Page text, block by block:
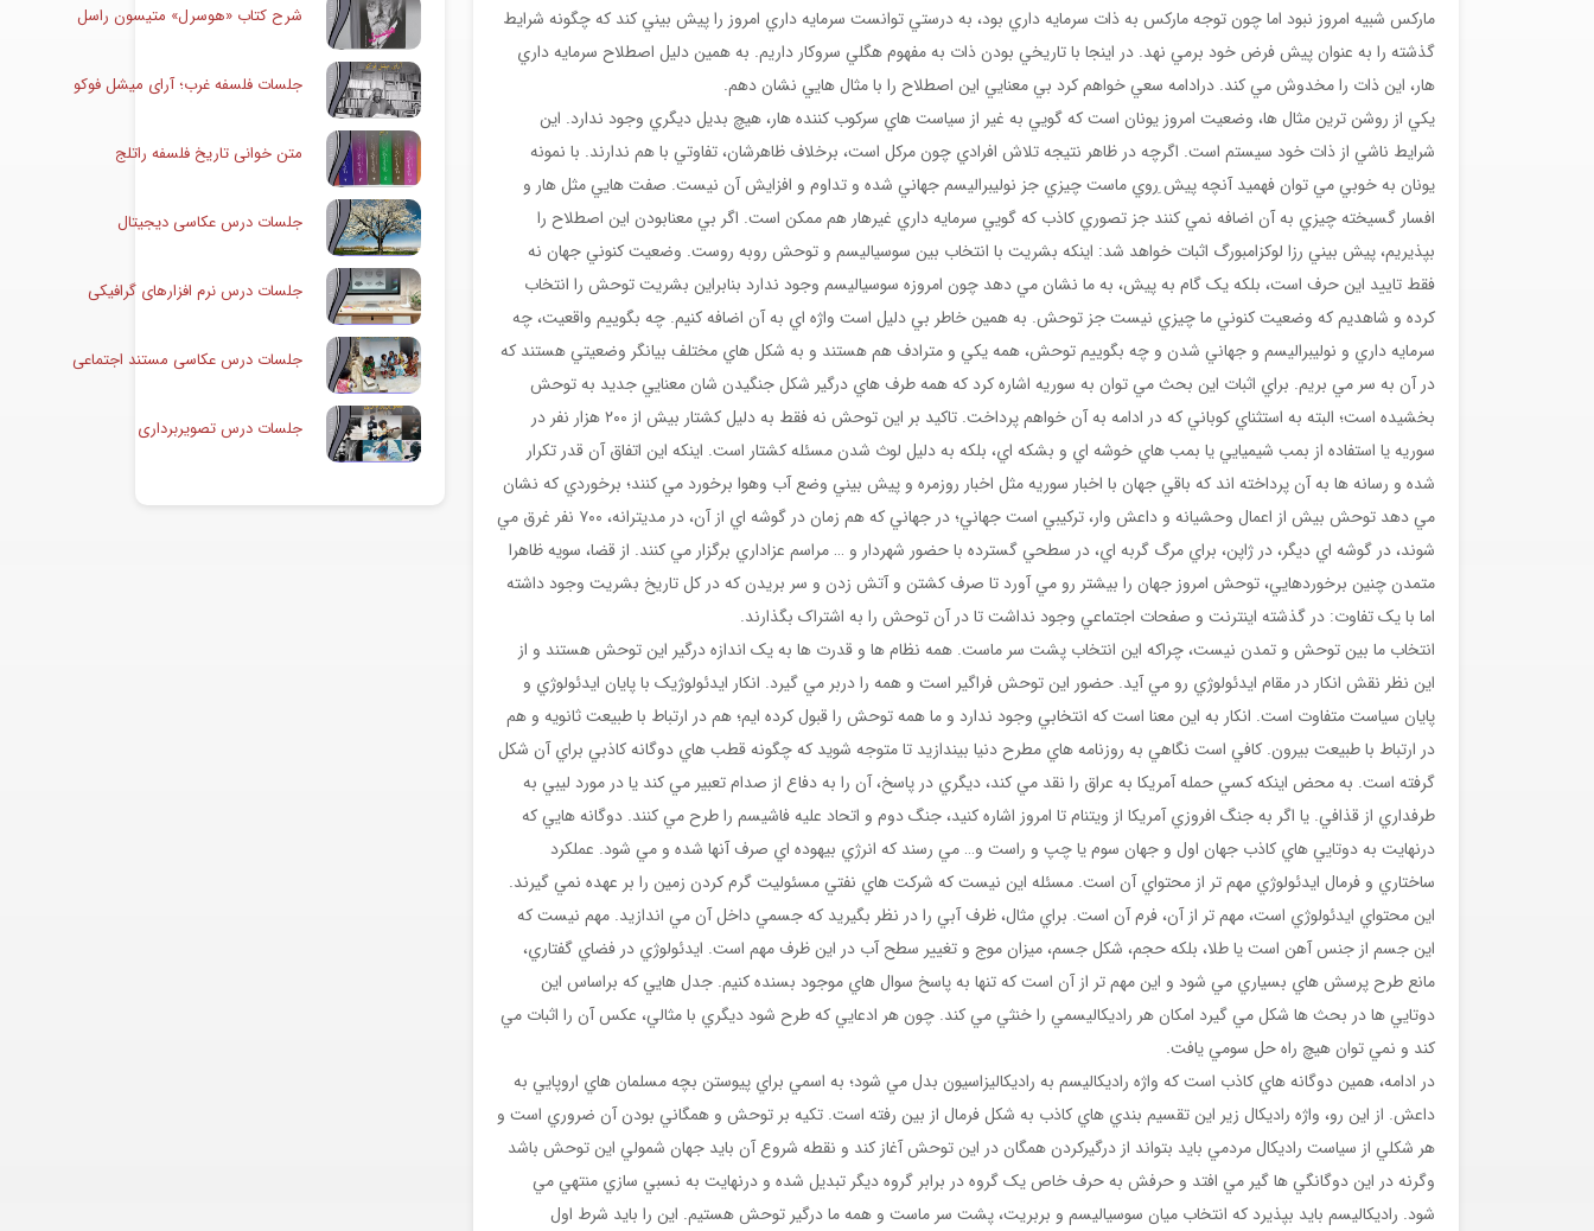
مارکس شبيه امروز نبود اما چون توجه مارکس به ذات سرمايه داري بود، به درستي توانست سرمايه داري امروز را پيش بيني کند که چگونه شرايط
گذشته را به عنوان پيش فرض خود برمي نهد. در اينجا با تاريخي بودن ذات به مفهوم هگلي سروکار داريم. به همين دليل اصطلاح سرمايه داري
هار، اين ذات را مخدوش مي کند. درادامه سعي خواهم کرد بي معنايي اين اصطلاح را با مثال هايي نشان دهم.
يکي از روشن ترين مثال ها، وضعيت امروز يونان است که گويي به غير از سياست هاي سرکوب کننده هار، هيچ بديل ديگري وجود ندارد. اين
شرايط ناشي از ذات خود سيستم است. اگرچه در ظاهر نتيجه تلاش افرادي چون مرکل است، برخلاف ظاهرشان، تفاوتي با هم ندارند. با نمونه
يونان به خوبي مي توان فهميد آنچه پيش ِروي ماست چيزي جز نوليبراليسم جهاني شده و تداوم و افزايش آن نيست. صفت هايي مثل هار و
افسار گسيخته چيزي به آن اضافه نمي کنند جز تصوري کاذب که گويي سرمايه داري غيرهار هم ممکن است. اگر بي معنابودن اين اصطلاح را
بپذيريم، پيش بيني رزا لوکزامبورگ اثبات خواهد شد: اينکه بشريت با انتخاب بين سوسياليسم و توحش روبه روست. وضعيت کنوني جهان نه
فقط تاييد اين حرف است، بلکه يک گام به پيش، به ما نشان مي دهد چون امروزه سوسياليسم وجود ندارد بنابراين بشريت توحش را انتخاب
کرده و شاهديم که وضعيت کنوني ما چيزي نيست جز توحش. به همين خاطر بي دليل است واژه اي به آن اضافه کنيم. چه بگوييم واقعيت، چه
سرمايه داري و نوليبراليسم و جهاني شدن و چه بگوييم توحش، همه يکي و مترادف هم هستند و به شکل هاي مختلف بيانگر وضعيتي هستند که
در آن به سر مي بريم. براي اثبات اين بحث مي توان به سوريه اشاره کرد که همه طرف هاي درگير شکل جنگيدن شان معنايي جديد به توحش
بخشيده است؛ البته به استثناي کوباني که در ادامه به آن خواهم پرداخت. تاکيد بر اين توحش نه فقط به دليل کشتار بيش از ٢٠٠ هزار نفر در
سوريه يا استفاده از بمب شيميايي يا بمب هاي خوشه اي و بشکه اي، بلکه به دليل لوث شدن مسئله کشتار است. اينکه اين اتفاق آن قدر تکرار
شده و رسانه ها به آن پرداخته اند که باقي جهان با اخبار سوريه مثل اخبار روزمره و پيش بيني وضع آب وهوا برخورد مي کنند؛ برخوردي که نشان
مي دهد توحش بيش از اعمال وحشيانه و داعش وار، ترکيبي است جهاني؛ در جهاني که هم زمان در گوشه اي از آن، در مديترانه، ٧٠٠ نفر غرق مي
شوند، در گوشه اي ديگر، در ژاپن، براي مرگ گربه اي، در سطحي گسترده با حضور شهردار و … مراسم عزاداري برگزار مي کنند. از قضا، سويه ظاهرا
متمدن چنين برخوردهايي، توحش امروز جهان را بيشتر رو مي آورد تا صرف کشتن و آتش زدن و سر بريدن که در کل تاريخ بشريت وجود داشته
اما با يک تفاوت: در گذشته اينترنت و صفحات اجتماعي وجود نداشت تا در آن توحش را به اشتراک بگذارند.
انتخاب ما بين توحش و تمدن نيست، چراکه اين انتخاب پشت سر ماست. همه نظام ها و قدرت ها به يک اندازه درگير اين توحش هستند و از
اين نظر نقش انکار در مقام ايدئولوژي رو مي آيد. حضور اين توحش فراگير است و همه را دربر مي گيرد. انکار ايدئولوژيک با پايان ايدئولوژي و
پايان سياست متفاوت است. انکار به اين معنا است که انتخابي وجود ندارد و ما همه توحش را قبول کرده ايم؛ هم در ارتباط با طبيعت ثانويه و هم
در ارتباط با طبيعت بيرون. کافي است نگاهي به روزنامه هاي مطرح دنيا بيندازيد تا متوجه شويد که چگونه قطب هاي دوگانه کاذبي براي آن شکل
گرفته است. به محض اينکه کسي حمله آمريکا به عراق را نقد مي کند، ديگري در پاسخ، آن را به دفاع از صدام تعبير مي کند يا در مورد ليبي به
طرفداري از قذافي. يا اگر به جنگ افروزي آمريکا از ويتنام تا امروز اشاره کنيد، جنگ دوم و اتحاد عليه فاشيسم را طرح مي کنند. دوگانه هايي که
درنهايت به دوتايي هاي کاذب جهان اول و جهان سوم يا چپ و راست و… مي رسند که انرژي بيهوده اي صرف آنها شده و مي شود. عملکرد
ساختاري و فرمال ايدئولوژي مهم تر از محتواي آن است. مسئله اين نيست که شرکت هاي نفتي مسئوليت گرم کردن زمين را بر عهده نمي گيرند.
اين محتواي ايدئولوژي است، مهم تر از آن، فرم آن است. براي مثال، ظرف آبي را در نظر بگيريد که جسمي داخل آن مي اندازيد. مهم نيست که
اين جسم از جنس آهن است يا طلا، بلکه حجم، شکل جسم، ميزان موج و تغيير سطح آب در اين ظرف مهم است. ايدئولوژي در فضاي گفتاري،
مانع طرح پرسش هاي بسياري مي شود و اين مهم تر از آن است که تنها به پاسخ سوال هاي موجود بسنده کنيم. جدل هايي که براساس اين
دوتايي ها در بحث ها شکل مي گيرد امکان هر راديکاليسمي را خنثي مي کند. چون هر ادعايي که طرح شود ديگري با مثالي، عکس آن را اثبات مي
کند و نمي توان هيچ راه حل سومي يافت.
در ادامه، همين دوگانه هاي کاذب است که واژه راديکاليسم به راديکاليزاسيون بدل مي شود؛ به اسمي براي پيوستن بچه مسلمان هاي اروپايي به
داعش. از اين رو، واژه راديکال زير اين تقسيم بندي هاي کاذب به شکل فرمال از بين رفته است. تکيه بر توحش و همگاني بودن آن ضروري است و
هر شکلي از سياست راديکال مردمي بايد بتواند از درگيرکردن همگان در اين توحش آغاز کند و نقطه شروع آن بايد جهان شمولي اين توحش باشد
وگرنه در اين دوگانگي ها گير مي افتد و حرفش به حرف خاص يک گروه در برابر گروه ديگر تبديل شده و درنهايت به نسبي سازي منتهي مي
شود. راديکاليسم بايد بپذيرد که انتخاب ميان سوسياليسم و بربريت، پشت سر ماست و همه ما درگير توحش هستيم. اين را بايد شرط اول
شرح کتاب «هوسرل» متیسون راسل
جلسات فلسفه غرب؛ آرای میشل فوکو
متن خوانی تاریخ فلسفه راتلج
جلسات درس عکاسی دیجیتال
جلسات درس نرم افزارهای گرافیکی
جلسات درس عکاسی مستند اجتماعی
جلسات درس تصویربرداری